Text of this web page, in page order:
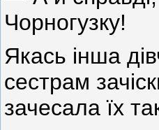
Чорногузку!
Якась інша
сестрам
зачесала їх